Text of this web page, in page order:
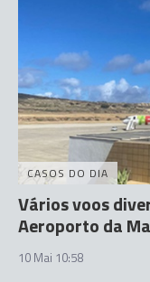
CASOS DO DIA
Vários voos
Aeroporto da
10 Mai 10:58